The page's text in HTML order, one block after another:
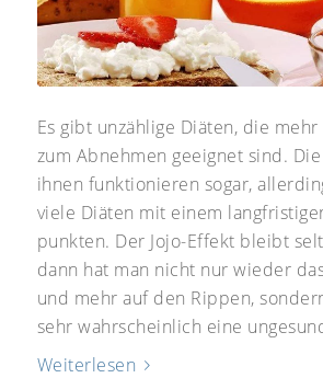
Es gibt unzählige Diäten, die
zum Abnehmen geeignet sind.
ihnen funktionieren sogar,
viele Diäten mit einem
punkten. Der Jojo-Effekt bleibt
dann hat man nicht nur wieder
und mehr auf den Rippen,
sehr wahrscheinlich eine
Weiterlesen